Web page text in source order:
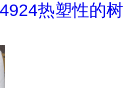
热塑性的树